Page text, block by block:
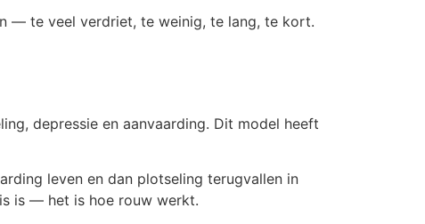
— te veel verdriet, te weinig, te lang, te kort.
depressie en aanvaarding. Dit model heeft
leven en dan plotseling terugvallen in
is — het is hoe rouw werkt.